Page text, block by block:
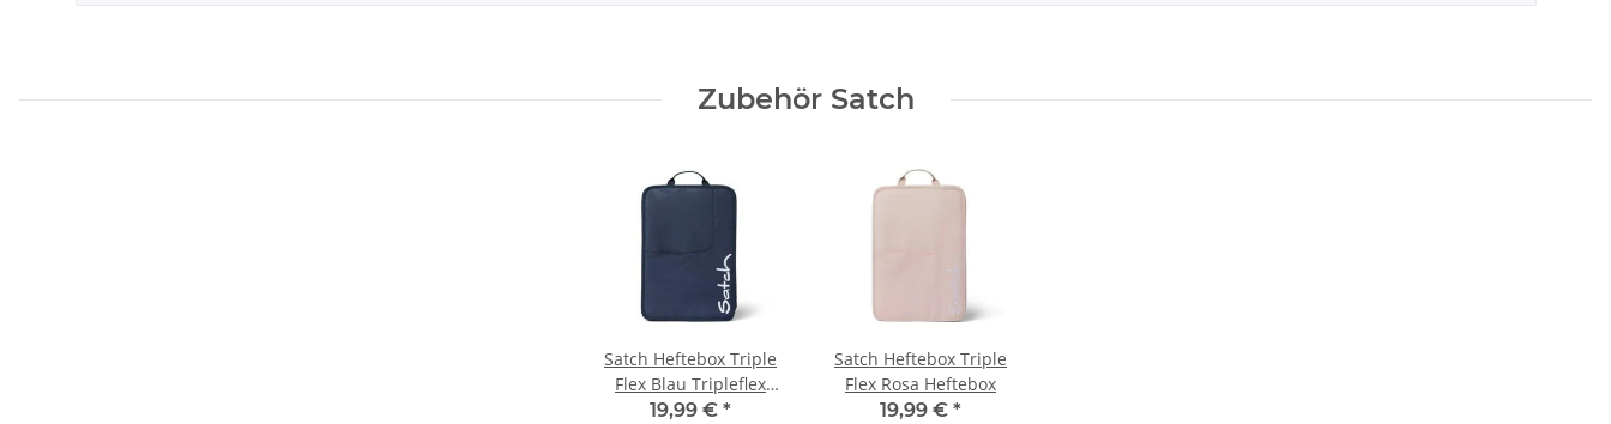
Zubehör Satch
Satch Heftebox Triple
Flex Blau Tripleflex
Heftebox
19,99 € *
Satch Heftebox Triple
Flex Rosa Heftebox
19,99 € *